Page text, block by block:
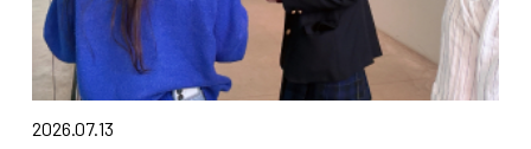
2026.07.13